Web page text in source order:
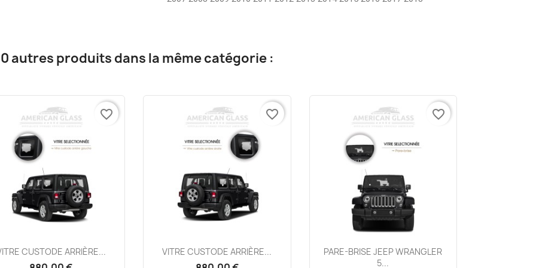
autres produits dans la même catégorie :
Aperçu rapide
CUSTODE ARRIÈRE...
favorite_border
Aperçu rapide
VITRE CUSTODE ARRIÈRE...
favorite_border
Aperçu rapide
PARE-BRISE JEEP WRANGLER
5...
favorite_border